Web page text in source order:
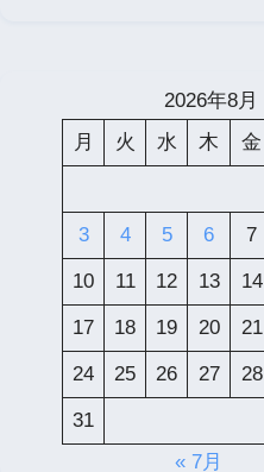
2026年8月
月
火 水 木 金
3 4 5 6 7
10 11 12 13 14
17 18 19 20 21
24 25 26 27 28
31
« 7月